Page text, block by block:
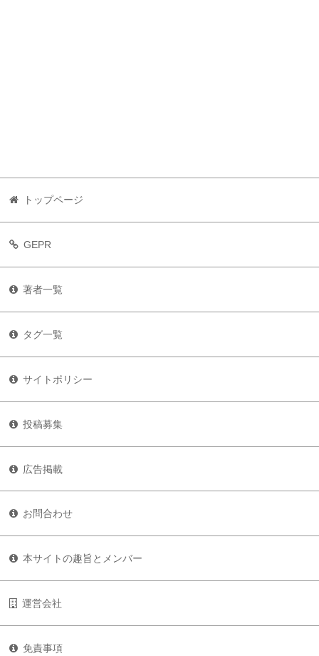
トップページ
GEPR
著者一覧
タグ一覧
サイトポリシー
投稿募集
広告掲載
お問合わせ
本サイトの趣旨とメンバー
運営会社
免責事項